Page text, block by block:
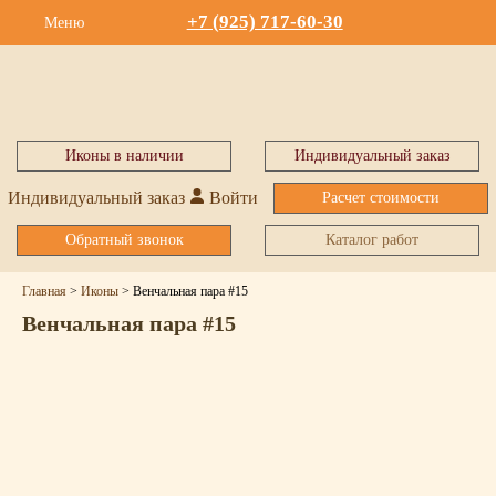
Меню +7 (925) 717-60-30
Иконы в наличии Индивидуальный заказ
Индивидуальный заказ Войти Расчет стоимости
Обратный звонок Каталог работ
Главная > Иконы > Венчальная пара #15
Венчальная пара #15